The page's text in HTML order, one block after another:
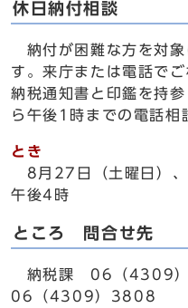
休日納付相談
納付が困難な方を対象
す。来庁または電話で
納税通知書と印鑑を持
ら午後1時までの電話相
とき
8月27日（土曜日）、
午後4時
ところ 問合せ先
納税課 06（4309）
06（4309）3808